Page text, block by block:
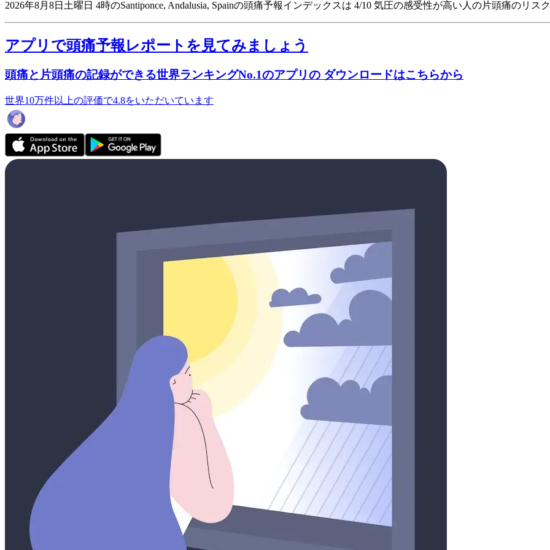
2026年8月8日土曜日 4時のSantiponce, Andalusia, Spainの頭痛予報インデックスは 4/10 気圧の感受性が高い人の片頭痛のリス
アプリで頭痛予報レポートを見てみましょう
頭痛と片頭痛の記録ができる世界ランキングNo.1のアプリの ダウンロードはこちらから
世界10万件以上の評価で4.8をいただいています